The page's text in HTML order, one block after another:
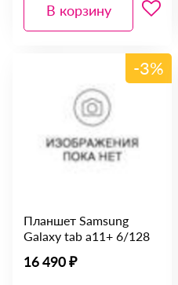
В корзину
-3%
Планшет Samsung
Galaxy tab a11+ 6/128
16 490 ₽